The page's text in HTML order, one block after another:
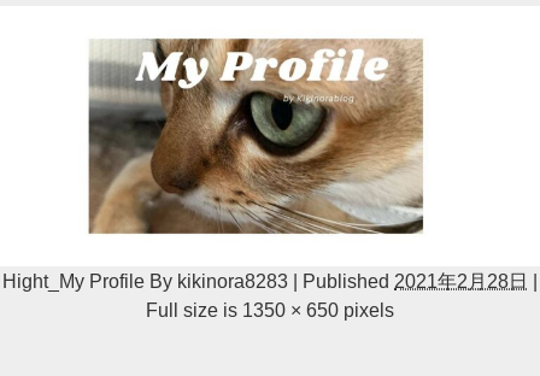
Hight_My Profile By kikinora8283 Published 2021年2月28日
Full size is 1350 × 650 pixels